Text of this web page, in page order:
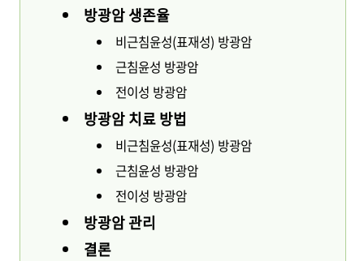
방광암 생존율
비근침윤성(표재성) 방광암
근침윤성 방광암
전이성 방광암
방광암 치료 방법
비근침윤성(표재성) 방광암
근침윤성 방광암
전이성 방광암
방광암 관리
결론